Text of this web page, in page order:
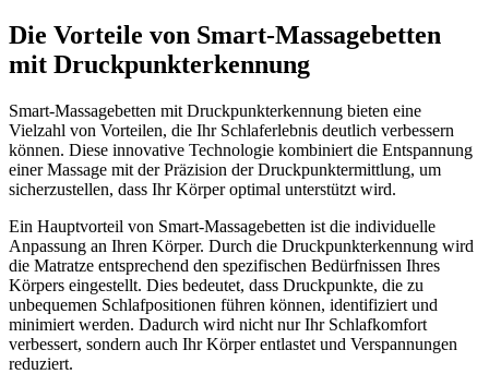
Die Vorteile von Smart-Massagebetten
mit Druckpunkterkennung
Smart-Massagebetten mit Druckpunkterkennung bieten eine
Vielzahl von Vorteilen, die Ihr Schlaferlebnis deutlich verbessern
können. Diese innovative Technologie kombiniert die Entspannung
einer Massage mit der Präzision der Druckpunktermittlung, um
sicherzustellen, dass Ihr Körper optimal unterstützt wird.
Ein Hauptvorteil von Smart-Massagebetten ist die individuelle
Anpassung an Ihren Körper. Durch die Druckpunkterkennung wird
die Matratze entsprechend den spezifischen Bedürfnissen Ihres
Körpers eingestellt. Dies bedeutet, dass Druckpunkte, die zu
unbequemen Schlafpositionen führen können, identifiziert und
minimiert werden. Dadurch wird nicht nur Ihr Schlafkomfort
verbessert, sondern auch Ihr Körper entlastet und Verspannungen
reduziert.